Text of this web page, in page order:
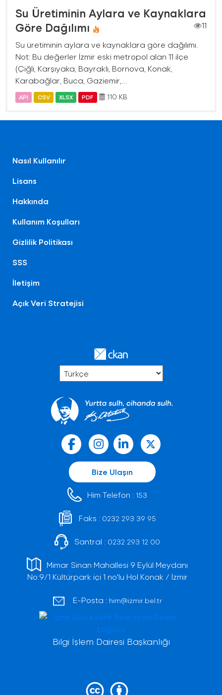
Su Üretiminin Aylara ve Kaynaklara
Göre Dağılımı
11
Su üretiminin aylara ve kaynaklara göre dağılımı.
Not: Bu değerler İzmir eski metropol alan 11 ilçe
(Çiğli, Karşıyaka, Bayraklı, Bornova, Konak,
Karabağlar, Buca, Gaziemir,...
API CSV XLSX PDF 110 KB
Nasıl Kullanılır
Lisans
Hakkında
Kullanım Koşulları
Gizlilik Politikası
SSS
İletişim
Açık Veri Stratejisi
Bize Ulaşın
Him Telefon : 153
Faks : 0232 293 39 95
Santral : 0232 293 12 00
Mimar Sinan Mahallesi 9 Eylül Meydanı
No:9/1 Kültürpark içi 1 no'lu Hol Konak / İzmir
E-Posta : him@izmir.bel.tr
Bilgi İşlem Dairesi Başkanlığı